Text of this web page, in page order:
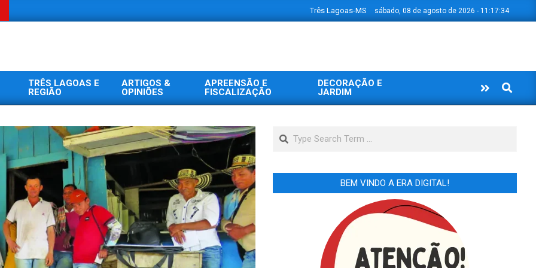
Três Lagoas-MS sábado, 08 de agosto de 2026 - 11:17:35
TRÊS LAGOAS E
REGIÃO
ARTIGOS &
OPINIÕES
APREENSÃO E
FISCALIZAÇÃO
DECORAÇÃO E
JARDIM
Search
Search
BEM VINDO A ERA DIGITAL!